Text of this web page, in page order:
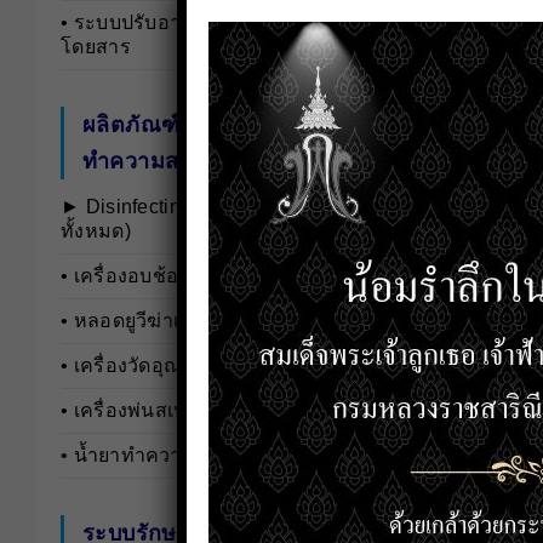
• ระบบปรับอากาศสำหรับรถ
โดยสาร
ผลิตภัณฑ์ป้องกันและ
ทำความสะอาดฆ่าเชื้อโรค
► Disinfecting and Cleaning …(ดู
ทั้งหมด)
• เครื่องอบช้อนยูวี
• หลอดยูวีฆ่าเชื้อ
• เครื่องวัดอุณหภูมิ
• เครื่องพ่นสเปรย์
• น้ำยาทำความสะอาดเชื้อโรค
ระบบรักษาความปลอดภัย